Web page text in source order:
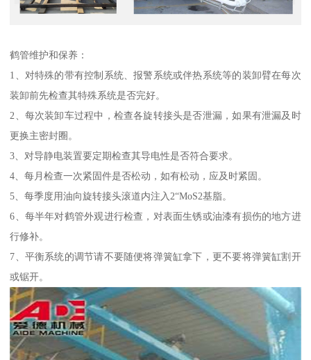
鹤管维护和保养：
1、对特殊的带有控制系统、报警系统或伴热系统等的装卸臂在每次
装卸前先检查其特殊系统是否完好。
2、每次装卸车过程中，检查各旋转接头是否泄漏，如果有泄漏及时
更换主密封圈。
3、对导静电装置要定期检查其导电性是否符合要求。
4、每月检查一次紧固件是否松动，如有松动，应及时紧固。
5、每季度用油向旋转接头滚道内注入2“MoS2基脂。
6、每半年对鹤管外观进行检查，对表面生锈或油漆有损伤的地方进
行修补。
7、平衡系统的调节请不要随便将弹簧缸拿下，更不要将弹簧缸割开
或锯开。